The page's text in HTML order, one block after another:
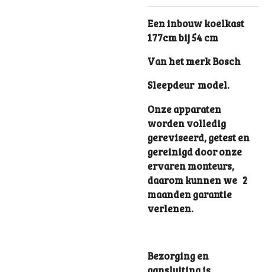
Een inbouw koelkast
177cm bij 54 cm
Van het merk Bosch
Sleepdeur model.
Onze apparaten
worden volledig
gereviseerd, getest en
gereinigd door onze
ervaren monteurs,
daarom kunnen we 2
maanden garantie
verlenen.
Bezorging en